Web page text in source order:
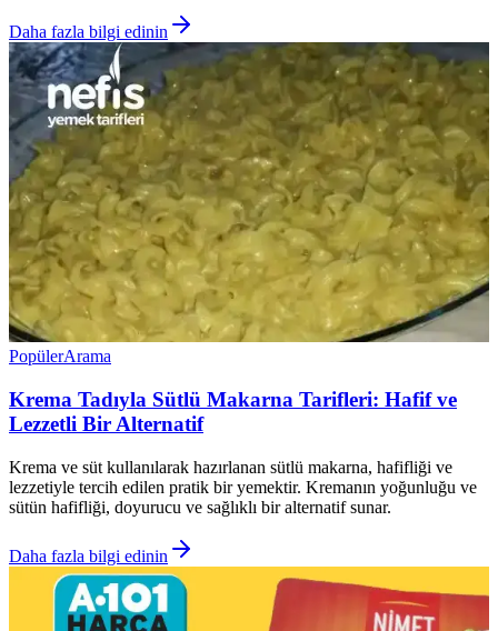
Daha fazla bilgi edinin
PopülerArama
Krema Tadıyla Sütlü Makarna Tarifleri: Hafif ve
Lezzetli Bir Alternatif
Krema ve süt kullanılarak hazırlanan sütlü makarna, hafifliği ve
lezzetiyle tercih edilen pratik bir yemektir. Kremanın yoğunluğu ve
sütün hafifliği, doyurucu ve sağlıklı bir alternatif sunar.
Daha fazla bilgi edinin